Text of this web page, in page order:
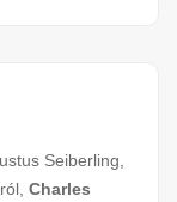
Seiberling,
Charles